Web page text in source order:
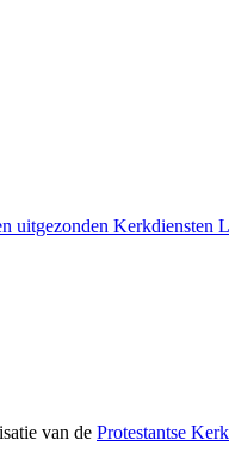
uitgezonden Kerkdiensten
van de Protestantse